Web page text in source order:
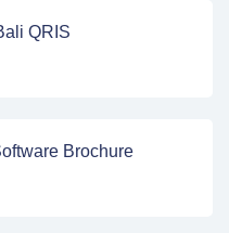
QRIS
Brochure